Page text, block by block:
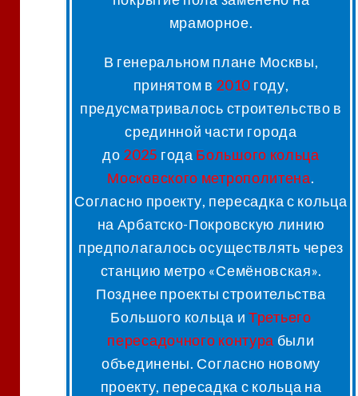
мраморное.
В генеральном плане Москвы,
принятом в 2010 году,
предусматривалось строительство в
срединной части города
до 2025 года Большого кольца
Московского метрополитена.
Согласно проекту, пересадка с кольца
на Арбатско-Покровскую линию
предполагалось осуществлять через
станцию метро «Семёновская».
Позднее проекты строительства
Большого кольца и Третьего
пересадочного контура были
объединены. Согласно новому
проекту, пересадка с кольца на